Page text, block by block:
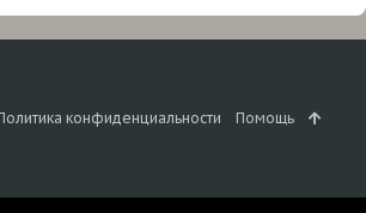
конфиденциальности Помощь